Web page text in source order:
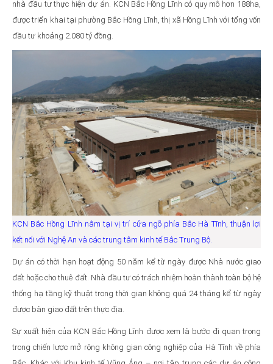
nhà đầu tư thực hiện dự án. KCN Bắc Hồng Lĩnh có quy mô hơn 188ha,
được triển khai tại phường Bắc Hồng Lĩnh, thị xã Hồng Lĩnh với tổng vốn
đầu tư khoảng 2.080 tỷ đồng.
KCN Bắc Hồng Lĩnh nằm tại vị trí cửa ngõ phía Bắc Hà Tĩnh, thuận lợi
kết nối với Nghệ An và các trung tâm kinh tế Bắc Trung Bộ.
Dự án có thời hạn hoạt động 50 năm kể từ ngày được Nhà nước giao
đất hoặc cho thuê đất. Nhà đầu tư có trách nhiệm hoàn thành toàn bộ hệ
thống hạ tầng kỹ thuật trong thời gian không quá 24 tháng kể từ ngày
được bàn giao đất trên thực địa.
Sự xuất hiện của KCN Bắc Hồng Lĩnh được xem là bước đi quan trọng
trong chiến lược mở rộng không gian công nghiệp của Hà Tĩnh về phía